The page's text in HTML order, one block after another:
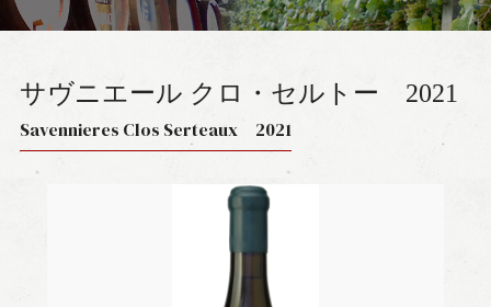
サヴニエール クロ・セルトー 2021
Savennieres Clos Serteaux 2021